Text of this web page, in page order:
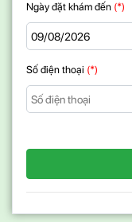
Ngày đặt khám đến (*)
Số điện thoại (*)